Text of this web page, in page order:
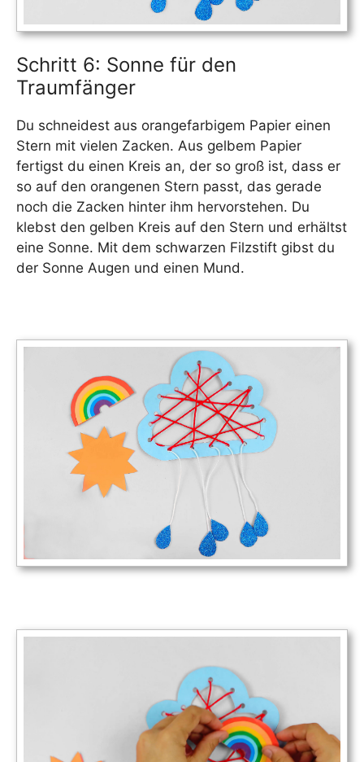
Schritt 6: Sonne für den
Traumfänger
Du schneidest aus orangefarbigem Papier einen
Stern mit vielen Zacken. Aus gelbem Papier
fertigst du einen Kreis an, der so groß ist, dass er
so auf den orangenen Stern passt, das gerade
noch die Zacken hinter ihm hervorstehen. Du
klebst den gelben Kreis auf den Stern und erhältst
eine Sonne. Mit dem schwarzen Filzstift gibst du
der Sonne Augen und einen Mund.